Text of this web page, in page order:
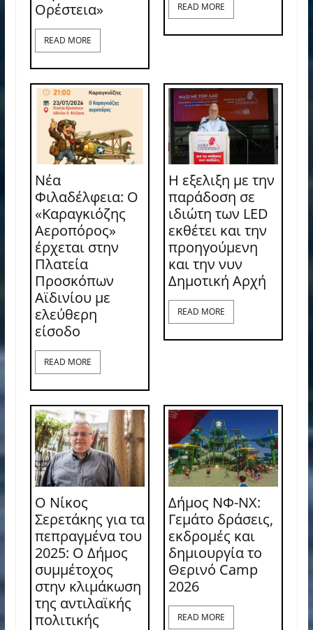
Ορέστεια»
READ MORE
READ MORE
Νέα
Φιλαδέλφεια: Ο
«Καραγκιόζης
Αεροπόρος»
έρχεται στην
Πλατεία
Προσκόπων
Αϊδινίου με
ελεύθερη
είσοδο
READ MORE
Η εξελιξη με την
παράδοση σε
ιδιώτη των LED
εκθέτει και την
προηγούμενη
και την νυν
Δημοτική Αρχή
READ MORE
Ο Νίκος
Σερετάκης για τα
πεπραγμένα του
2025: Ο Δήμος
συμμέτοχος
στην κλιμάκωση
της αντιλαϊκής
πολιτικής
Δήμος ΝΦ-ΝΧ:
Γεμάτο δράσεις,
εκδρομές και
δημιουργία το
Θερινό Camp
2026
READ MORE